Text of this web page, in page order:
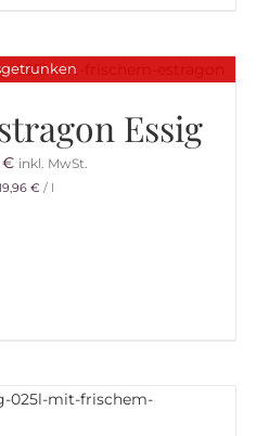
Essig
€ inkl. MwSt.
€ / l